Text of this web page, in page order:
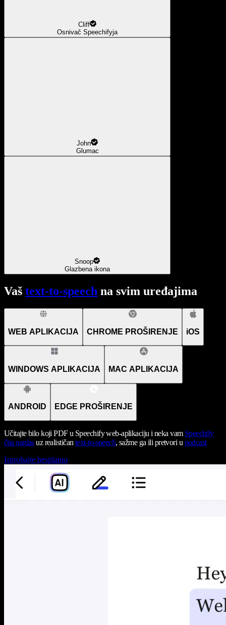
Cliff
Osnivač Speechifyja
John
Glumac
Snoop
Glazbena ikona
Vaš text-to-speech na svim uređajima
WEB APLIKACIJA CHROME PROŠIRENJE iOS
WINDOWS APLIKACIJA MAC APLIKACIJA
ANDROID EDGE PROŠIRENJE
Učitajte bilo koji PDF u Speechify web-aplikaciju i neka vam Speechify
čita naglasuz realističan text-to-speech, sažme ga ili pretvori u podcast
Isprobajte besplatno